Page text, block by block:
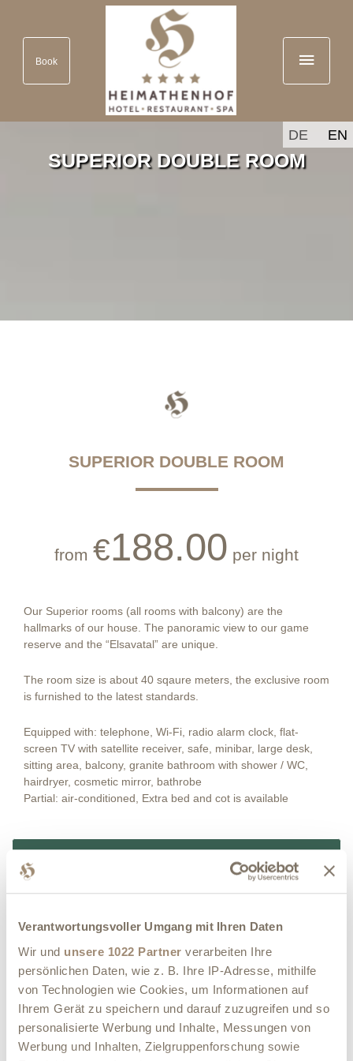
Verantwortungsvoller Umgang mit Ihren Daten
Wir und unsere 1022 Partner verarbeiten Ihre
persönlichen Daten, wie z. B. Ihre IP-Adresse, mithilfe
von Technologien wie Cookies, um Informationen auf
Ihrem Gerät zu speichern und darauf zuzugreifen und so
personalisierte Werbung und Inhalte, Messungen von
Werbung und Inhalten, Zielgruppenforschung sowie
Book
DE EN
SUPERIOR DOUBLE ROOM
SUPERIOR DOUBLE ROOM
from €188.00 per night
Our Superior rooms (all rooms with balcony) are the
hallmarks of our house. The panoramic view to our game
reserve and the “Elsavatal” are unique.
The room size is about 40 sqaure meters, the exclusive room
is furnished to the latest standards.
Equipped with: telephone, Wi-Fi, radio alarm clock, flat-
screen TV with satellite receiver, safe, minibar, large desk,
sitting area, balcony, granite bathroom with shower / WC,
hairdryer, cosmetic mirror, bathrobe
Partial: air-conditioned, Extra bed and cot is available
Book this room
FACILITIES
1 Room, bathrobe, Balcony, shower, Extra bed possible,
Window to open, Remote control on the TV, Hairdryer,
Internet connection, cot possible, vanity mirror, mini-bar,
radio, SAT TV, sleeping Couche, Wardrobe to close,